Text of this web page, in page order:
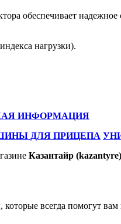
обеспечивает
нагрузки).
ИНФОРМАЦИЯ
ДЛЯ ПРИЦЕПА
Казантайр (kazantyre)
всегда помогут вам